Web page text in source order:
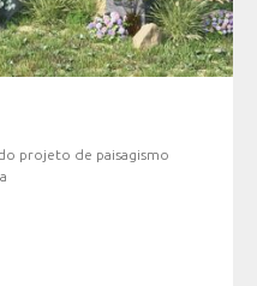
projeto de paisagismo